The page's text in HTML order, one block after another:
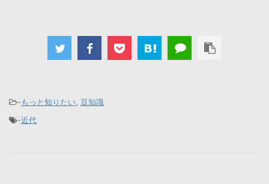
-もっと知りたい, 豆知識
-近代